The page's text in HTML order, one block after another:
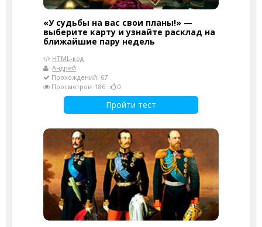
«У судьбы на вас свои планы!» —
выберите карту и узнайте расклад на
ближайшие пару недель
HTML-код
Андрей
Прохождений: 67
Просмотров: 186
0
Пройти тест